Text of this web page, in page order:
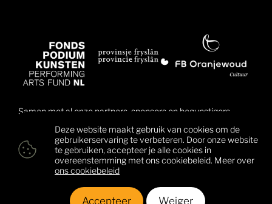
Samen met al onze partners, sponsors en begunstigers
mensen dichter bij elkaar. Klik hier voor een overzicht van
alle begunstigers.
© 2026 Oranjewoud Festival Colofon Privacy & cookies
Algemene voorwaarden
Deze website maakt gebruik van cookies om de
gebruikerservaring te verbeteren. Door onze website
te gebruiken, accepteer je alle cookies in
overeenstemming met ons cookiebeleid. Meer over
ons cookiebeleid
Accepteer Weiger